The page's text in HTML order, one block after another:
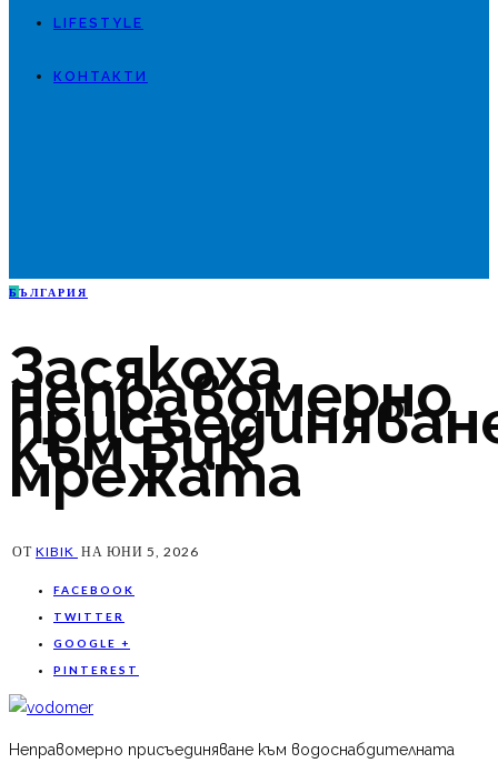
LIFESTYLE
КОНТАКТИ
Б ЪЛГАРИЯ
Засякоха
неправомерно
към ВиК
мрежата
ОТ KIBIK НА ЮНИ 5, 2026
FACEBOOK
TWITTER
GOOGLE +
PINTEREST
Неправомерно присъединяване към водоснабдителната